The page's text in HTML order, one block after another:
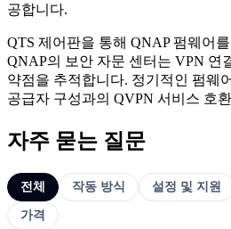
공합니다.
QTS 제어판을 통해 QNAP 펌웨어
QNAP의 보안 자문 센터는 VPN 연
약점을 추적합니다. 정기적인 펌웨
공급자 구성과의 QVPN 서비스 호
자주 묻는 질문
전체 작동 방식 설정 및 지원
가격